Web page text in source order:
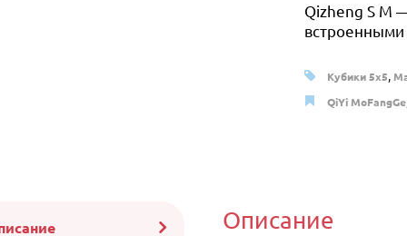
Qizheng S M
встроенными
Кубики 5x5,
QiYi MoFangGe
Описание